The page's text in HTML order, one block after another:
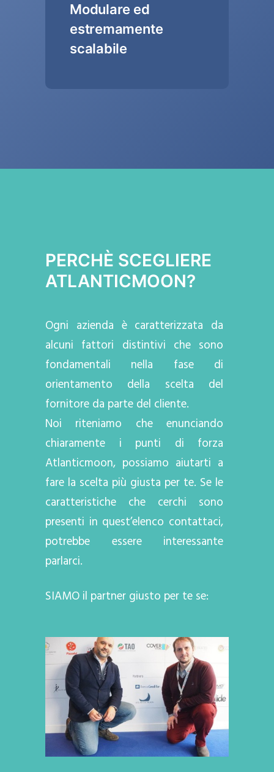
Modulare ed
estremamente
scalabile
PERCHÈ SCEGLIERE
ATLANTICMOON?
Ogni azienda è caratterizzata da
alcuni fattori distintivi che sono
fondamentali nella fase di
orientamento della scelta del
fornitore da parte del cliente.
Noi riteniamo che enunciando
chiaramente i punti di forza
Atlanticmoon, possiamo aiutarti a
fare la scelta più giusta per te. Se le
caratteristiche che cerchi sono
presenti in quest’elenco contattaci,
potrebbe essere interessante
parlarci.
SIAMO il partner giusto per te se: